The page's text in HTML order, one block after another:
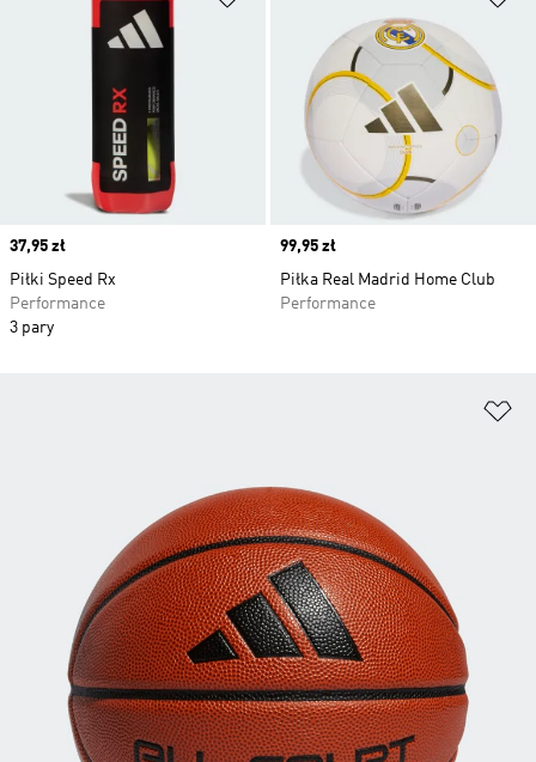
Price
37,95 zł
Piłki Speed Rx
Performance
3 pary
Price
99,95 zł
Piłka Real Madrid Home Club
Performance